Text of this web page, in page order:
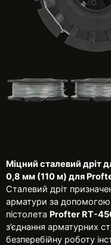
Міцний сталевий дріт
0,8 мм (110 м) для
Сталевий дріт
арматури за допомогою
пістолета Profter RT-
з’єднання арматурних
безперебійну роботу